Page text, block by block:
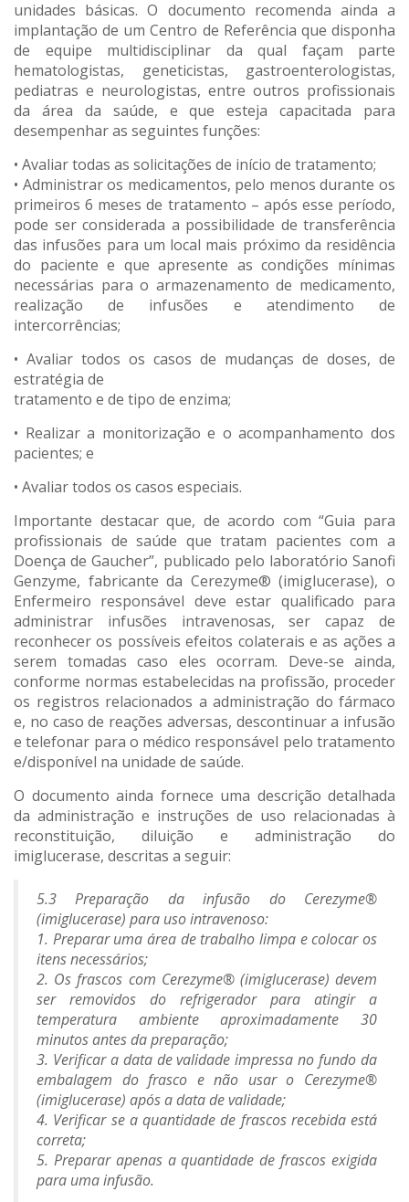
unidades básicas. O documento recomenda ainda a
implantação de um Centro de Referência que disponha
de equipe multidisciplinar da qual façam parte
hematologistas, geneticistas, gastroenterologistas,
pediatras e neurologistas, entre outros profissionais
da área da saúde, e que esteja capacitada para
desempenhar as seguintes funções:
• Avaliar todas as solicitações de início de tratamento;
• Administrar os medicamentos, pelo menos durante os
primeiros 6 meses de tratamento – após esse período,
pode ser considerada a possibilidade de transferência
das infusões para um local mais próximo da residência
do paciente e que apresente as condições mínimas
necessárias para o armazenamento de medicamento,
realização de infusões e atendimento de
intercorrências;
• Avaliar todos os casos de mudanças de doses, de
estratégia de
tratamento e de tipo de enzima;
• Realizar a monitorização e o acompanhamento dos
pacientes; e
• Avaliar todos os casos especiais.
Importante destacar que, de acordo com “Guia para
profissionais de saúde que tratam pacientes com a
Doença de Gaucher”, publicado pelo laboratório Sanofi
Genzyme, fabricante da Cerezyme® (imiglucerase), o
Enfermeiro responsável deve estar qualificado para
administrar infusões intravenosas, ser capaz de
reconhecer os possíveis efeitos colaterais e as ações a
serem tomadas caso eles ocorram. Deve-se ainda,
conforme normas estabelecidas na profissão, proceder
os registros relacionados a administração do fármaco
e, no caso de reações adversas, descontinuar a infusão
e telefonar para o médico responsável pelo tratamento
e/disponível na unidade de saúde.
O documento ainda fornece uma descrição detalhada
da administração e instruções de uso relacionadas à
reconstituição, diluição e administração do
imiglucerase, descritas a seguir:
5.3 Preparação da infusão do Cerezyme®
(imiglucerase) para uso intravenoso:
1. Preparar uma área de trabalho limpa e colocar os
itens necessários;
2. Os frascos com Cerezyme® (imiglucerase) devem
ser removidos do refrigerador para atingir a
temperatura ambiente aproximadamente 30
minutos antes da preparação;
3. Verificar a data de validade impressa no fundo da
embalagem do frasco e não usar o Cerezyme®
(imiglucerase) após a data de validade;
4. Verificar se a quantidade de frascos recebida está
correta;
5. Preparar apenas a quantidade de frascos exigida
para uma infusão.